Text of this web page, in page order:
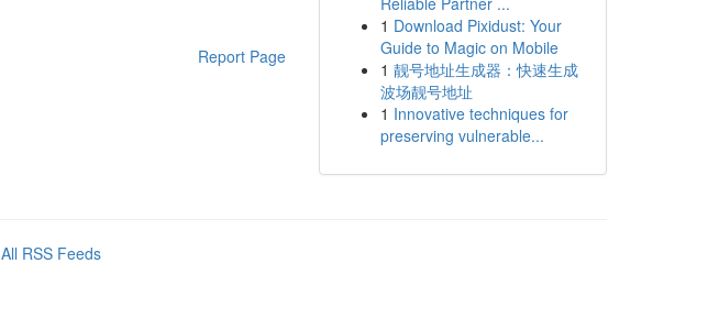
Report Page
1 Download Pixidust: Your
Guide to Magic on Mobile
1 靓号地址生成器：快速生成
波场靓号地址
1 Innovative techniques for
preserving vulnerable...
All RSS Feeds